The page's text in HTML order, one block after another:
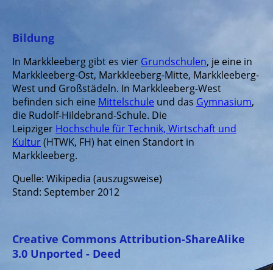
Bildung
In Markkleeberg gibt es vier Grundschulen, je eine in
Markkleeberg-Ost, Markkleeberg-Mitte, Markkleeberg-
West und Großstädeln. In Markkleeberg-West
befinden sich eine Mittelschule und das Gymnasium,
die Rudolf-Hildebrand-Schule. Die
Leipziger Hochschule für Technik, Wirtschaft und
Kultur(HTWK, FH) hat einen Standort in
Markkleeberg.
Quelle: Wikipedia (auszugsweise)
Stand: September 2012
Creative Commons Attribution-ShareAlike
3.0 Unported - Deed